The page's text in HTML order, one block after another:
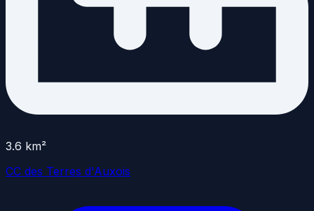
3.6 km²
CC des Terres d'Auxois